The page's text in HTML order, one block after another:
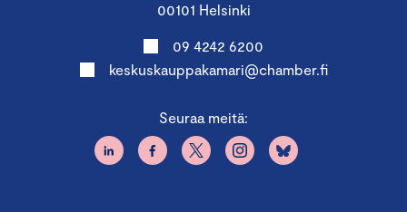
00101 Helsinki
09 4242 6200
keskuskauppakamari@chamber.fi
Seuraa meitä: